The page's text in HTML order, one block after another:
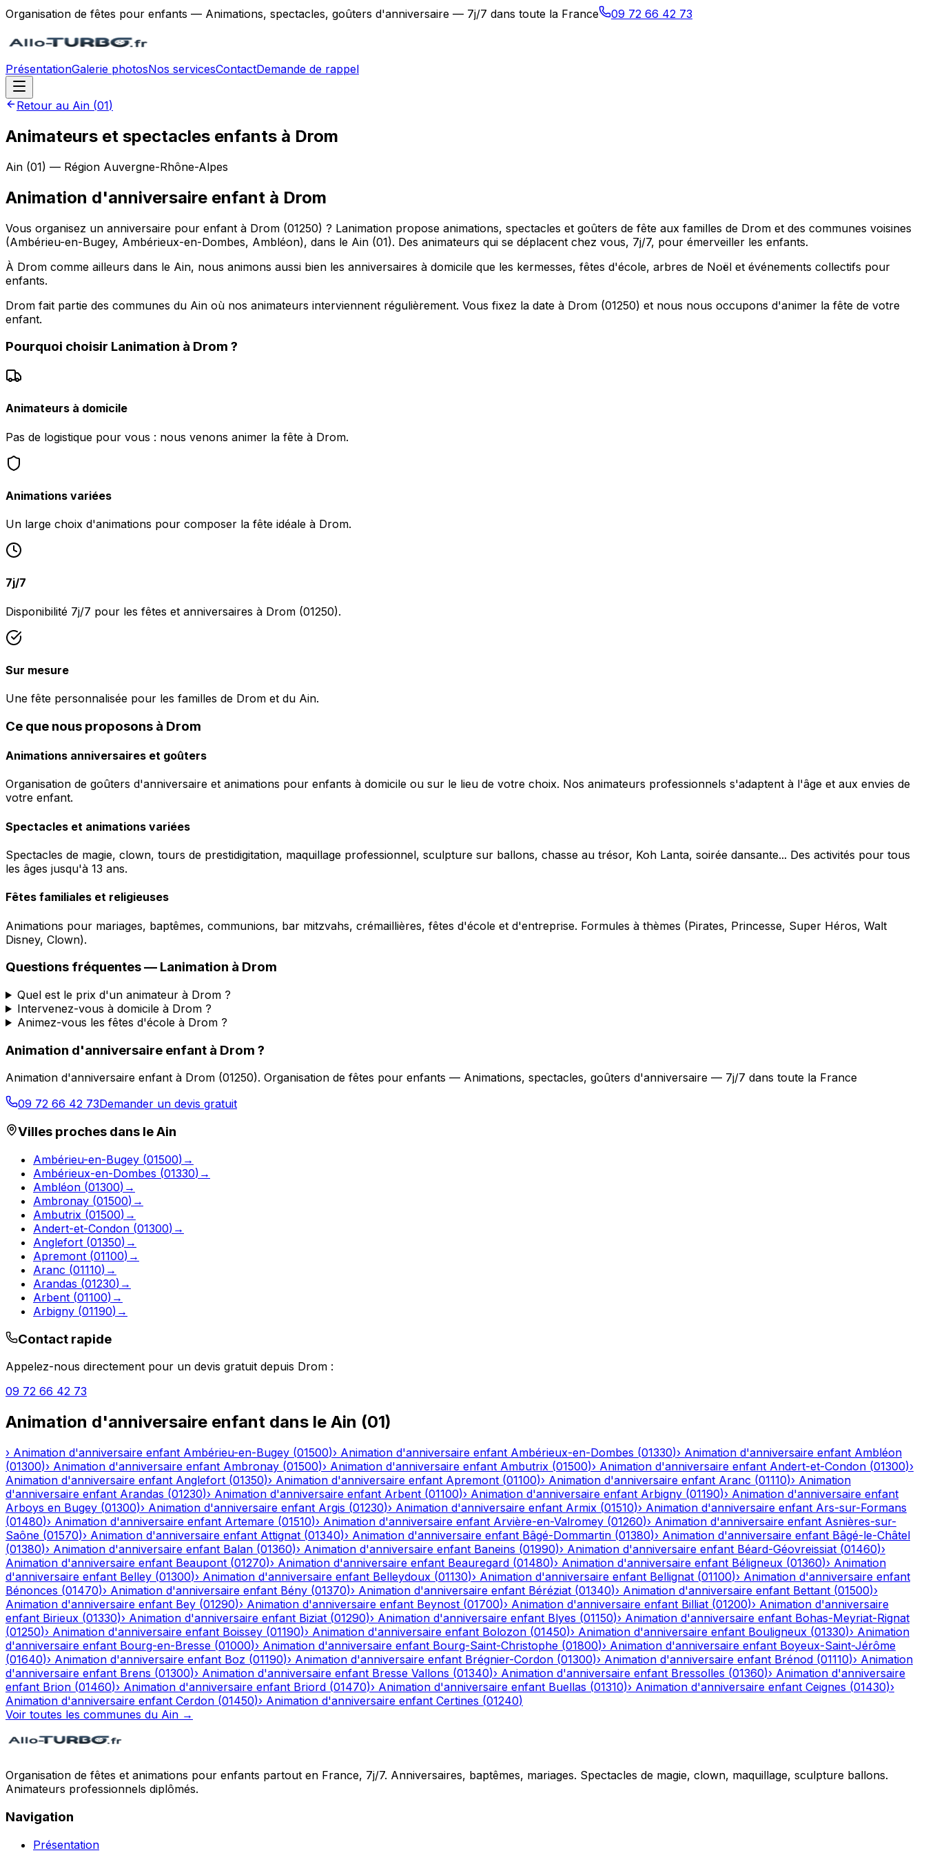
Organisation de fêtes pour enfants — Animations, spectacles, goûters d'anniversaire — 7j/7 dans toute la France 09 72 66 42 73
PrésentationGalerie photosNos servicesContactDemande de rappel
Retour au Ain (01)
Animateurs et spectacles enfants à Drom
Ain (01) — Région Auvergne-Rhône-Alpes
Animation d'anniversaire enfant à Drom
Vous organisez un anniversaire pour enfant à Drom (01250) ? Lanimation propose animations, spectacles et goûters de fête aux familles de Drom et des communes voisines
(Ambérieu-en-Bugey, Ambérieux-en-Dombes, Ambléon), dans le Ain (01). Des animateurs qui se déplacent chez vous, 7j/7, pour émerveiller les enfants.
À Drom comme ailleurs dans le Ain, nous animons aussi bien les anniversaires à domicile que les kermesses, fêtes d'école, arbres de Noël et événements collectifs pour
enfants.
Drom fait partie des communes du Ain où nos animateurs interviennent régulièrement. Vous fixez la date à Drom (01250) et nous nous occupons d'animer la fête de votre
enfant.
Pourquoi choisir Lanimation à Drom ?
Animateurs à domicile
Pas de logistique pour vous : nous venons animer la fête à Drom.
Animations variées
Un large choix d'animations pour composer la fête idéale à Drom.
7j/7
Disponibilité 7j/7 pour les fêtes et anniversaires à Drom (01250).
Sur mesure
Une fête personnalisée pour les familles de Drom et du Ain.
Ce que nous proposons à Drom
Animations anniversaires et goûters
Organisation de goûters d'anniversaire et animations pour enfants à domicile ou sur le lieu de votre choix. Nos animateurs professionnels s'adaptent à l'âge et aux envies de
votre enfant.
Spectacles et animations variées
Spectacles de magie, clown, tours de prestidigitation, maquillage professionnel, sculpture sur ballons, chasse au trésor, Koh Lanta, soirée dansante... Des activités pour tous
les âges jusqu'à 13 ans.
Fêtes familiales et religieuses
Animations pour mariages, baptêmes, communions, bar mitzvahs, crémaillières, fêtes d'école et d'entreprise. Formules à thèmes (Pirates, Princesse, Super Héros, Walt
Disney, Clown).
Questions fréquentes — Lanimation à Drom
Quel est le prix d'un animateur à Drom ?
Intervenez-vous à domicile à Drom ?
Animez-vous les fêtes d'école à Drom ?
Animation d'anniversaire enfant à Drom ?
Animation d'anniversaire enfant à Drom (01250). Organisation de fêtes pour enfants — Animations, spectacles, goûters d'anniversaire — 7j/7 dans toute la France
09 72 66 42 73Demander un devis gratuit
Villes proches dans leAin
Ambérieu-en-Bugey (01500) →
Ambérieux-en-Dombes (01330) →
Ambléon (01300) →
Ambronay (01500) →
Ambutrix (01500) →
Andert-et-Condon (01300) →
Anglefort (01350) →
Apremont (01100) →
Aranc (01110) →
Arandas (01230) →
Arbent (01100) →
Arbigny (01190) →
Contact rapide
Appelez-nous directement pour un devis gratuit depuis Drom :
09 72 66 42 73
Animation d'anniversaire enfant dans le Ain (01)
› Animation d'anniversaire enfant Ambérieu-en-Bugey (01500)› Animation d'anniversaire enfant Ambérieux-en-Dombes (01330)› Animation d'anniversaire enfant Ambléon
(01300)› Animation d'anniversaire enfant Ambronay (01500)› Animation d'anniversaire enfant Ambutrix (01500)› Animation d'anniversaire enfant Andert-et-Condon (01300)›
Animation d'anniversaire enfant Anglefort (01350)› Animation d'anniversaire enfant Apremont (01100)› Animation d'anniversaire enfant Aranc (01110)› Animation
d'anniversaire enfant Arandas (01230)› Animation d'anniversaire enfant Arbent (01100)› Animation d'anniversaire enfant Arbigny (01190)› Animation d'anniversaire enfant
Arboys en Bugey (01300)› Animation d'anniversaire enfant Argis (01230)› Animation d'anniversaire enfant Armix (01510)› Animation d'anniversaire enfant Ars-sur-Formans
(01480)› Animation d'anniversaire enfant Artemare (01510)› Animation d'anniversaire enfant Arvière-en-Valromey (01260)› Animation d'anniversaire enfant Asnières-sur-
Saône (01570)› Animation d'anniversaire enfant Attignat (01340)› Animation d'anniversaire enfant Bâgé-Dommartin (01380)› Animation d'anniversaire enfant Bâgé-le-Châtel
(01380)› Animation d'anniversaire enfant Balan (01360)› Animation d'anniversaire enfant Baneins (01990)› Animation d'anniversaire enfant Béard-Géovreissiat (01460)›
Animation d'anniversaire enfant Beaupont (01270)› Animation d'anniversaire enfant Beauregard (01480)› Animation d'anniversaire enfant Béligneux (01360)› Animation
d'anniversaire enfant Belley (01300)› Animation d'anniversaire enfant Belleydoux (01130)› Animation d'anniversaire enfant Bellignat (01100)› Animation d'anniversaire enfant
Bénonces (01470)› Animation d'anniversaire enfant Bény (01370)› Animation d'anniversaire enfant Béréziat (01340)› Animation d'anniversaire enfant Bettant (01500)›
Animation d'anniversaire enfant Bey (01290)› Animation d'anniversaire enfant Beynost (01700)› Animation d'anniversaire enfant Billiat (01200)› Animation d'anniversaire
enfant Birieux (01330)› Animation d'anniversaire enfant Biziat (01290)› Animation d'anniversaire enfant Blyes (01150)› Animation d'anniversaire enfant Bohas-Meyriat-Rignat
(01250)› Animation d'anniversaire enfant Boissey (01190)› Animation d'anniversaire enfant Bolozon (01450)› Animation d'anniversaire enfant Bouligneux (01330)› Animation
d'anniversaire enfant Bourg-en-Bresse (01000)› Animation d'anniversaire enfant Bourg-Saint-Christophe (01800)› Animation d'anniversaire enfant Boyeux-Saint-Jérôme
(01640)› Animation d'anniversaire enfant Boz (01190)› Animation d'anniversaire enfant Brégnier-Cordon (01300)› Animation d'anniversaire enfant Brénod (01110)› Animation
d'anniversaire enfant Brens (01300)› Animation d'anniversaire enfant Bresse Vallons (01340)› Animation d'anniversaire enfant Bressolles (01360)› Animation d'anniversaire
enfant Brion (01460)› Animation d'anniversaire enfant Briord (01470)› Animation d'anniversaire enfant Buellas (01310)› Animation d'anniversaire enfant Ceignes (01430)›
Animation d'anniversaire enfant Cerdon (01450)› Animation d'anniversaire enfant Certines (01240)
Voir toutes les communes du Ain →
Organisation de fêtes et animations pour enfants partout en France, 7j/7. Anniversaires, baptêmes, mariages. Spectacles de magie, clown, maquillage, sculpture ballons.
Animateurs professionnels diplômés.
Navigation
Présentation